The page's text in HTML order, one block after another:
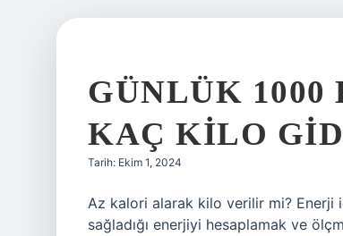
GÜNLÜK
KAÇ KILO
Tarih: Ekim 1, 2024
Az kalori alarak kilo verilir mi? Enerji
sağladığı enerjiyi hesaplamak ve